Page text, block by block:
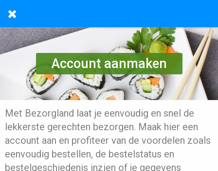
Account aanmaken
Met Bezorgland laat je eenvoudig en snel de
lekkerste gerechten bezorgen. Maak hier een
account aan en profiteer van de voordelen zoals
eenvoudig bestellen, de bestelstatus en
bestelgeschiedenis inzien of je gegevens